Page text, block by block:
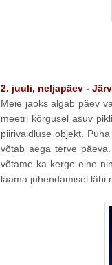
2. juuli, neljapäev -
Meie jaoks algab päev
meetri kõrgusel asuv
piirivaidluse objekt.
võtab aega terve
võtame ka kerge eine
laama juhendamisel läbi